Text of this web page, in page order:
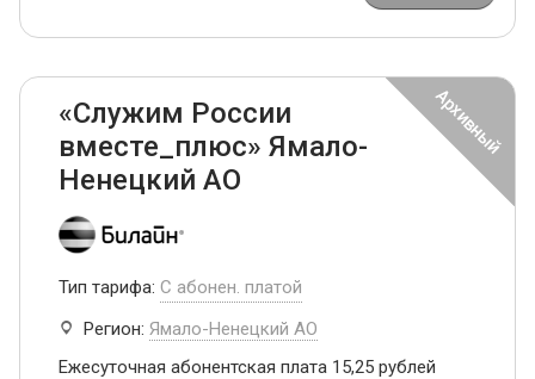
«Служим России
вместе_плюс» Ямало-
Ненецкий АО
Тип тарифа: С абонен. платой
Регион: Ямало-Ненецкий АО
Ежесуточная абонентская плата 15,25 рублей